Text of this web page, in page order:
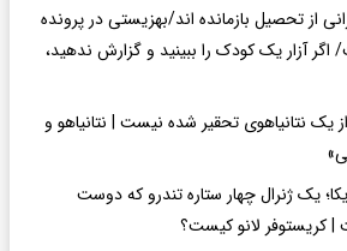
از تحصیل بازمانده اند/بهزیستی در پرونده
آزار یک کودک را ببینید و گزارش ندهید،
یک نتانیاهوی تحقیر شده نیست | نتانیاهو و
یک ژنرال چهار ستاره تندرو که دوست
لانو کیست؟